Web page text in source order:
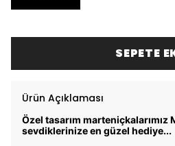
SEPETE
Ürün Açıklaması
Özel tasarım marteniçkalarımız
sevdiklerinize en güzel hediye...